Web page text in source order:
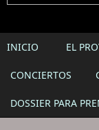
INICIO EL
CONCIERTOS
DOSSIER PARA